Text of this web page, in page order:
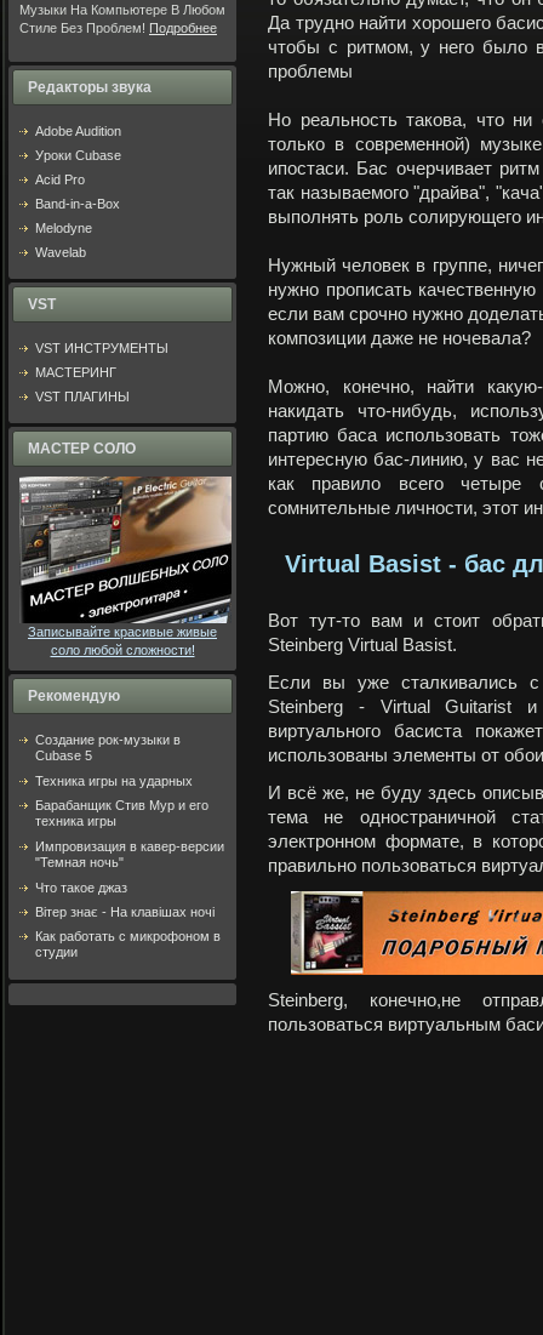
Музыки На Компьютере В Любом
Стиле Без Проблем! Подробнее
Редакторы звука
Adobe Audition
Уроки Cubase
Acid Pro
Band-in-a-Box
Melodyne
Wavelab
VST
VST ИНСТРУМЕНТЫ
МАСТЕРИНГ
VST ПЛАГИНЫ
МАСТЕР СОЛО
Записывайте красивые живые
соло любой сложности!
Рекомендую
Создание рок-музыки в
Cubase 5
Техника игры на ударных
Барабанщик Стив Мур и его
техника игры
Импровизация в кавер-версии
"Темная ночь"
Что такое джаз
Вітер знає - На клавішах ночі
Как работать с микрофоном в
студии
Да трудно найти хорошего
чтобы с ритмом, у него было
проблемы
Но реальность такова, что
только в современной)
ипостаси. Бас очерчивает
так называемого "драйва",
выполнять роль солирующего
Нужный человек в группе,
нужно прописать
если вам срочно нужно
композиции даже не ночевала?
Можно, конечно, найти
накидать что-нибудь,
партию баса использовать
интересную бас-линию, у вас
как правило всего
сомнительные личности, этот
Virtual Basist - бас
Вот тут-то вам и стоит
Steinberg Virtual Basist.
Если вы уже сталкивались с
Steinberg - Virtual Guitarist
виртуального басиста
использованы элементы от
И всё же, не буду здесь
тема не одностраничной
электронном формате, в
правильно пользоваться
Steinberg, конечно,не
пользоваться виртуальным